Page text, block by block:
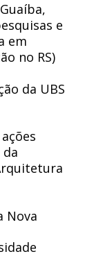
e
em
no RS)
da UBS
Nova